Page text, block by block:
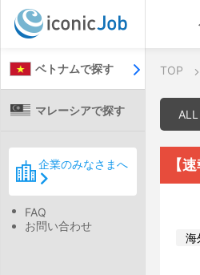
ベトナムで探す
マレーシアで探す
企業のみなさまへ
FAQ
お問い合わせ
TOP
ALL
【
海